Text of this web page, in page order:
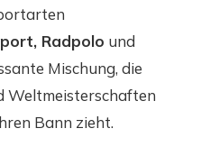
Radpolo und
Mischung, die
Weltmeisterschaften
Bann zieht.